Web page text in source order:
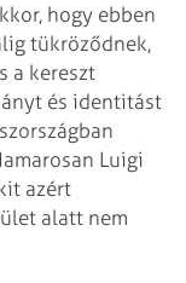
hogy ebben
tükröződnek,
a kereszt
és identitást
Luigi
azért
alatt nem